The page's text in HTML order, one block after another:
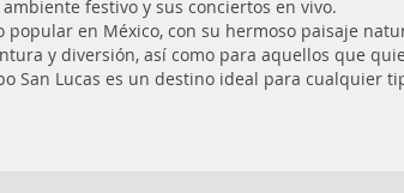
festivo y sus conciertos en vivo.
en México, con su hermoso paisaje
y diversión, así como para aquellos que
San Lucas es un destino ideal para cualquier